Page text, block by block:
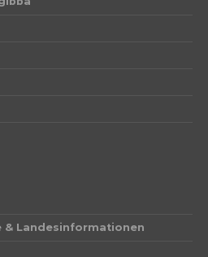
& Landesinformationen